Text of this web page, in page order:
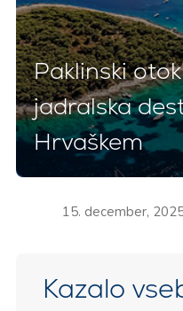
Paklinski
jadralska
Hrvaškem
15. december,
Kazalo